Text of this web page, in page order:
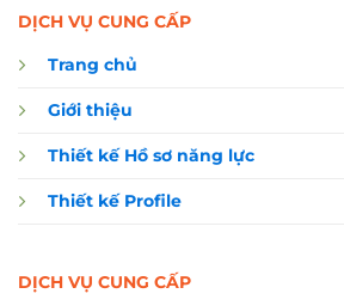
DỊCH VỤ CUNG CẤP
Trang chủ
Giới thiệu
Thiết kế Hồ sơ năng lực
Thiết kế Profile
DỊCH VỤ CUNG CẤP